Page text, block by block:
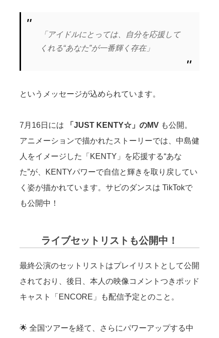
「アイドルにとっては、自分を応援して
くれる“あなた”が一番輝く存在」
というメッセージが込められています。
7月16日には 「JUST KENTY☆」のMV も公開。
アニメーションで描かれたストーリーでは、中島健
人をイメージした「KENTY」を応援する“あな
た”が、KENTYパワーで自信と輝きを取り戻してい
く姿が描かれています。サビのダンスは TikTokで
も公開中！
ライブセットリストも公開中！
最終公演のセットリストはプレイリストとして公開
されており、後日、本人の映像コメントつきポッド
キャスト「ENCORE」も配信予定とのこと。
🌟 全国ツアーを経て、さらにパワーアップする中